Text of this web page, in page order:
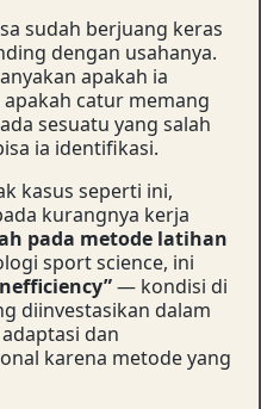
sudah berjuang keras
dengan usahanya.
apakah ia
catur memang
sesuatu yang salah
ia identifikasi.
kasus seperti ini,
kurangnya kerja
pada metode latihan
sport science, ini
— kondisi di
diinvestasikan dalam
dan
karena metode yang